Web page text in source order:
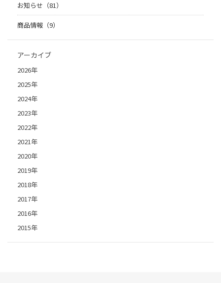
お知らせ（81）
商品情報（9）
アーカイブ
2026年
2025年
2024年
2023年
2022年
2021年
2020年
2019年
2018年
2017年
2016年
2015年